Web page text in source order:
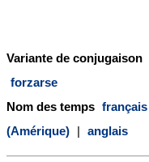
Variante de conjugaison
forzarse
Nom des temps français
(Amérique) | anglais